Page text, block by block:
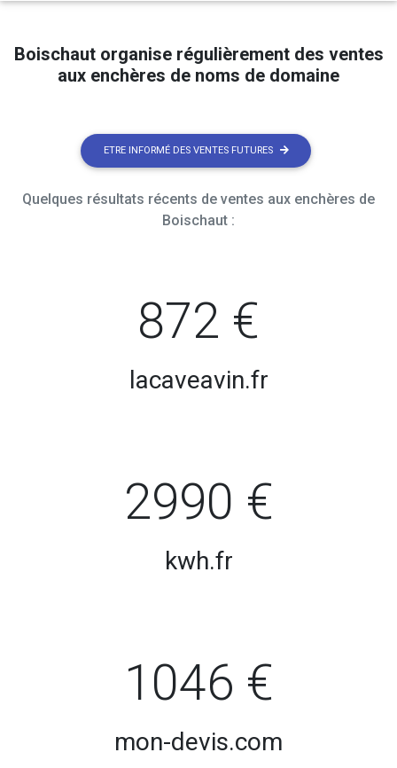
Boischaut organise régulièrement des ventes
aux enchères de noms de domaine
ETRE INFORMÉ DES VENTES FUTURES
Quelques résultats récents de ventes aux enchères de
Boischaut :
872 €
lacaveavin.fr
2990 €
kwh.fr
1046 €
mon-devis.com